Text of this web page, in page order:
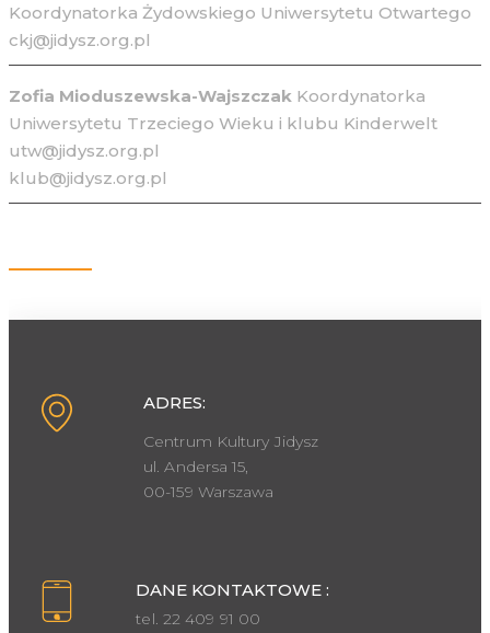
Koordynatorka Żydowskiego Uniwersytetu Otwartego
ckj@jidysz.org.pl
Zofia Mioduszewska-Wajszczak Koordynatorka
Uniwersytetu Trzeciego Wieku i klubu Kinderwelt
utw@jidysz.org.pl
klub@jidysz.org.pl
ADRES:
Centrum Kultury Jidysz
ul. Andersa 15,
00-159 Warszawa
DANE KONTAKTOWE :
tel. 22 409 91 00